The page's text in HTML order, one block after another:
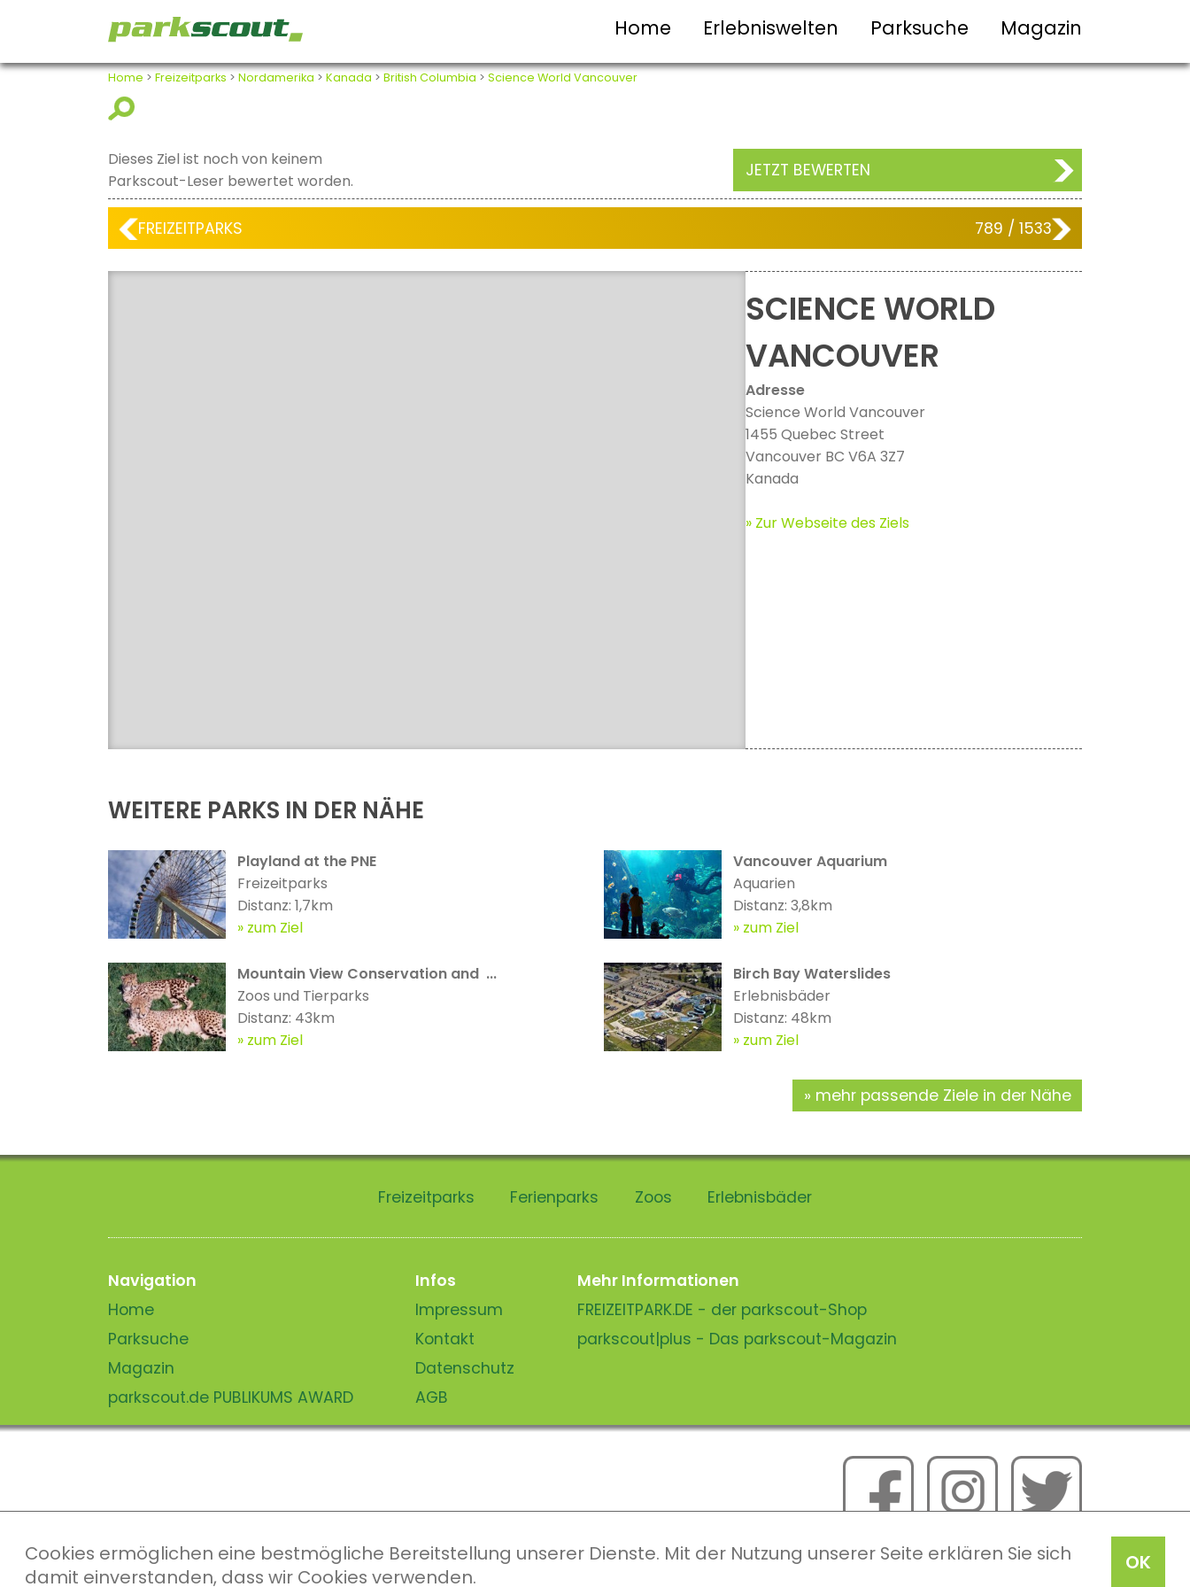
OK
Cookies ermöglichen eine bestmögliche Bereitstellung unserer Dienste. Mit der Nutzung unserer Seite erklären Sie sich
damit einverstanden, dass wir Cookies verwenden.
Home Erlebniswelten Parksuche Magazin
Home > Freizeitparks > Nordamerika > Kanada > British Columbia > Science World Vancouver
Dieses Ziel ist noch von keinem
Parkscout-Leser bewertet worden.
JETZT BEWERTEN
FREIZEITPARKS 789 / 1533
SCIENCE WORLD
VANCOUVER
Adresse
Science World Vancouver
1455 Quebec Street
Vancouver BC V6A 3Z7
Kanada
» Zur Webseite des Ziels
WEITERE PARKS IN DER NÄHE
Playland at the PNE
Freizeitparks
Distanz: 1,7km
zum Ziel
Vancouver Aquarium
Aquarien
Distanz: 3,8km
zum Ziel
Mountain View Conservation and ...
Zoos und Tierparks
Distanz: 43km
zum Ziel
Birch Bay Waterslides
Erlebnisbäder
Distanz: 48km
zum Ziel
mehr passende Ziele in der Nähe
Freizeitparks Ferienparks Zoos Erlebnisbäder
Navigation
Home
Parksuche
Magazin
parkscout.de PUBLIKUMS AWARD
Infos
Impressum
Kontakt
Datenschutz
AGB
Mehr Informationen
FREIZEITPARK.DE - der parkscout-Shop
parkscout|plus - Das parkscout-Magazin